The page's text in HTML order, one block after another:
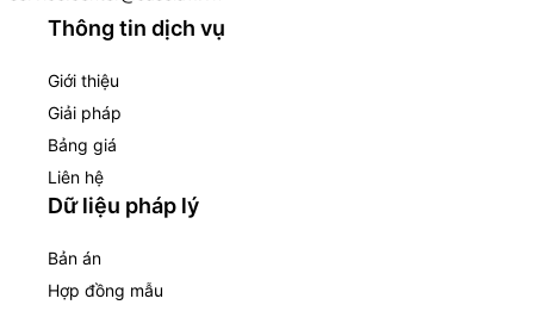
Thông tin dịch vụ
Giới thiệu
Giải pháp
Bảng giá
Liên hệ
Dữ liệu pháp lý
Bản án
Hợp đồng mẫu